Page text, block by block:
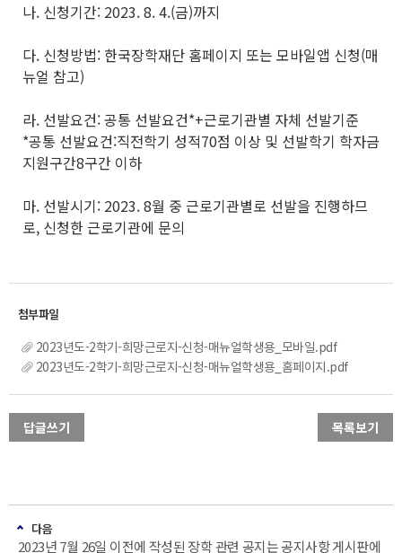
나. 신청기간: 2023. 8. 4.(금)까지
다. 신청방법: 한국장학재단 홈페이지 또는 모바일앱 신청(매
뉴얼 참고)
라. 선발요건: 공통 선발요건*+근로기관별 자체 선발기준
*공통 선발요건:직전학기 성적70점 이상 및 선발학기 학자금
지원구간8구간 이하
마. 선발시기: 2023. 8월 중 근로기관별로 선발을 진행하므
로, 신청한 근로기관에 문의
2023년도-2학기-희망근로지-신청-매뉴얼학생용_모바일.pdf
2023년도-2학기-희망근로지-신청-매뉴얼학생용_홈페이지.pdf
답글쓰기 목록보기
다음
2023년 7월 26일 이전에 작성된 장학 관련 공지는 공지사항 게시판에